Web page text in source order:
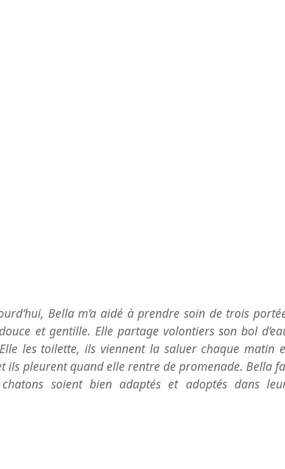
Bella m’a aidé à prendre soin de trois
et gentille. Elle partage volontiers son bol
les toilette, ils viennent la saluer chaque matin
ils pleurent quand elle rentre de promenade. Bella
soient bien adaptés et adoptés dans